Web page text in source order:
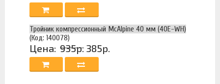
Тройник компрессионный McAlpine 40 мм (40E-WH)
(Код: 140078)
Цена: 935р. 385р.